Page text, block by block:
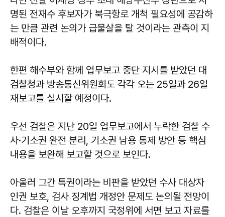
명된 전재수 후보자가 북극항로 개척 필요성에 공감하
는 만큼 관련 논의가 급물살을 탈 것이라는 관측이 지
배적이다.
한편 해수부와 함께 업무보고 중단 지시를 받았던 대
검찰청과 방송통신위원회도 각각 오는 25일과 26일
재보고를 실시할 예정이다.
우선 검찰은 지난 20일 업무보고에서 누락한 검찰 수
사·기소권 완전 분리, 기소권 남용 통제 방안 등 핵심
내용을 보완해 보고할 것으로 보인다.
아울러 그간 특권이라는 비판을 받았던 수사 대상자
인권 보호, 검사 징계법 개정안 문제도 논의될 전망이
다. 검찰은 이날 오후까지 국정위에 서면 보고 자료를